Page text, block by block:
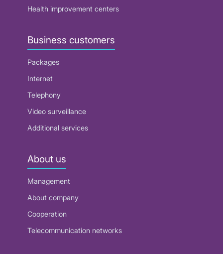
Health improvement centers
Business customers
Packages
Internet
Telephony
Video surveillance
Additional services
About us
Management
About company
Cooperation
Telecommunication networks